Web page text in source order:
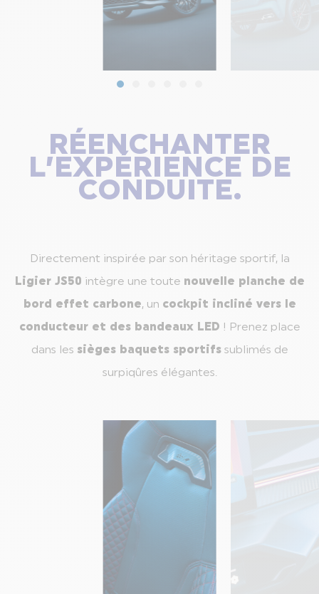
RÉENCHANTER
L’EXPÉRIENCE DE
CONDUITE.
Directement inspirée par son héritage sportif, la
Ligier JS50 intègre une toute nouvelle planche de
bord effet carbone, un cockpit incliné vers le
conducteur et des bandeaux LED ! Prenez place
dans les sièges baquets sportifssublimés de
surpiqûres élégantes.